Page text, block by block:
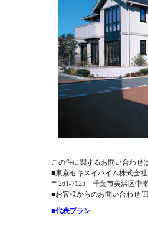
この件に関するお問い合わせ
■東京セキスイハイム株式会
〒261-7125 千葉市美浜区中
■お客様からのお問い合わせ
■代表プラン